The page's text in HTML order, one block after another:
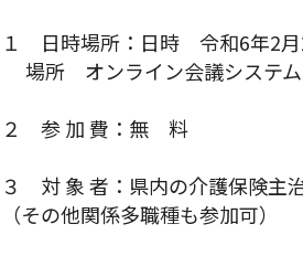
１ 日時場所：日時 令和6年2月
場所 オンライン会議システ
２ 参 加 費：無 料
３ 対 象 者：県内の介護保険主
（その他関係多職種も参加可）